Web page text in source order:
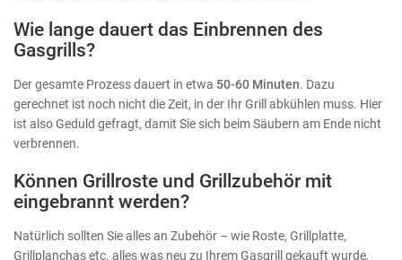
Wie lange dauert das Einbrennen des
Gasgrills?
Der gesamte Prozess dauert in etwa 50-60 Minuten. Dazu
gerechnet ist noch nicht die Zeit, in der Ihr Grill abkühlen muss. Hier
ist also Geduld gefragt, damit Sie sich beim Säubern am Ende nicht
verbrennen.
Können Grillroste und Grillzubehör mit
eingebrannt werden?
Natürlich sollten Sie alles an Zubehör – wie Roste, Grillplatte,
Grillplanchas etc. alles was neu zu Ihrem Gasgrill gekauft wurde,